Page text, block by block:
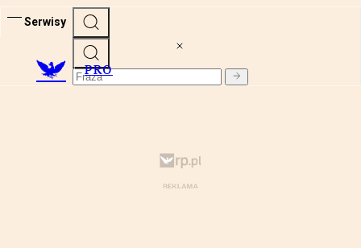
Serwisy
PRO